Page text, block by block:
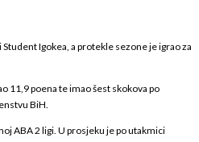
Igokea, a protekle sezone je igrao za
11,9 poena te imao šest skokova po
BiH.
ABA 2 ligi. U prosjeku je po utakmici